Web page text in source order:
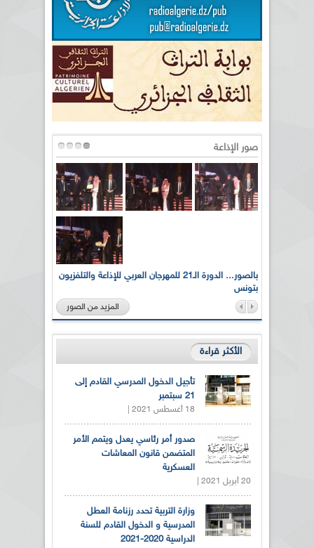
صور الإذاعة
بالصور... الدورة الـ21 للمهرجان العربي للإذاعة والتلفزيون
بتونس
المزيد من الصور
الأكثر قراءة
تأجيل الدخول المدرسي القادم إلى
21 سبتمبر
18 أغسطس 2021 |
صدور أمر رئاسي يعدل ويتمم الأمر
المتضمن قانون المعاشات
العسكرية
20 أبريل 2021 |
وزارة التربية تحدد رزنامة العطل
المدرسية و الدخول القادم للسنة
الدراسية 2020-2021